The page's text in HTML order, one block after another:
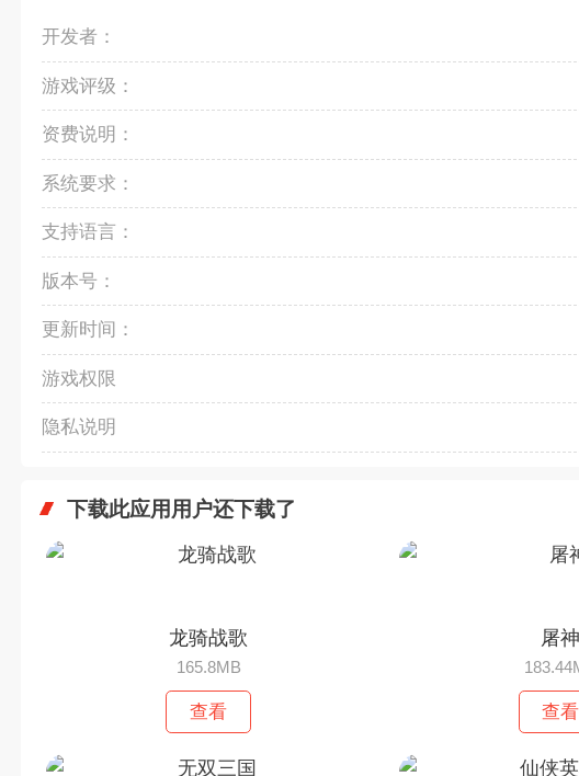
开发者：
游戏评级：
资费说明：
系统要求：
支持语言：
版本号：
更新时间：
游戏权限
隐私说明
下载此应用用户还下载了
龙骑战歌
165.8MB
查看
屠神
查看